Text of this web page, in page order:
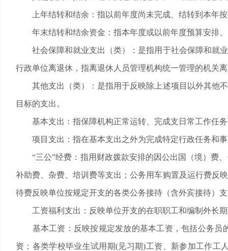
上年结转和结余：指以前年度尚未完成、结转到本年按
年末结转和结余资金：指本年度或以前年度预算安排、
社会保障和就业支出（类）：是指用于社会保障和就业
行政单位离退休，指离退休人员管理机构统一管理的机关
其他支出（类）：是指用于反映除上述项目以外其他不
目标的支出。
基本支出：指保障机构正常运转、完成支日常工作任务
项目支出：指在基本支出之外为完成特定行政任务和事
“三公”经费：指用财政拨款安排的因公出国（境）费、
补助费、杂费、培训费等支出；公务用车购置及运行费反
待费反映单位按规定开支的各类公务接待（含外宾接待）
工资福利支出：反映单位开支的在职职工和编制外长期
基本工资：反映按规定发放的基本工资，包括公务员
资；各类学校毕业生试用期(见习期)工资、新参加工作工